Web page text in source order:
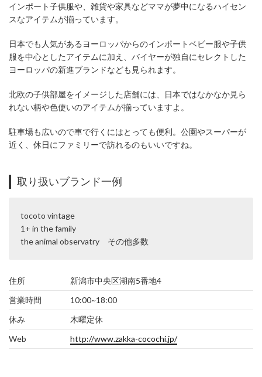
インポート子供服や、雑貨や家具などママが夢中になるハイセン
スなアイテムが揃っています。
日本でも人気があるヨーロッパからのインポートベビー服や子供
服を中心としたアイテムに加え、バイヤーが独自にセレクトした
ヨーロッパの新進ブランドなども見られます。
北欧の子供部屋をイメージした店舗には、日本ではなかなか見ら
れない柄や色使いのアイテムが揃っていますよ。
駐車場も広いので車で行くにはとっても便利。公園やスーパーが
近く、休日にファミリーで訪れるのもいいですね。
取り扱いブランド一例
tocoto vintage
1+ in the family
the animal observatry その他多数
住所
新潟市中央区湖南5番地4
営業時間
10:00~18:00
休み
木曜定休
Web
http://www.zakka-cocochi.jp/